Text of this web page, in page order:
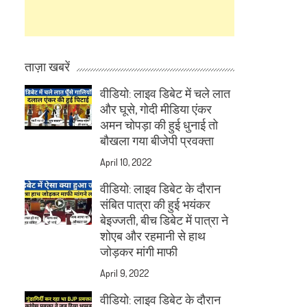
ताज़ा खबरें
वीडियो: लाइव डिबेट में चले लात
और घूसे, गोदी मीडिया एंकर
अमन चोपड़ा की हुई धुनाई तो
बौखला गया बीजेपी प्रवक्ता
April 10, 2022
वीडियो: लाइव डिबेट के दौरान
संबित पात्रा की हुई भयंकर
बेइज्जती, बीच डिबेट में पात्रा ने
शोएब और रहमानी से हाथ
जोड़कर मांगी माफी
April 9, 2022
वीडियो: लाइव डिबेट के दौरान